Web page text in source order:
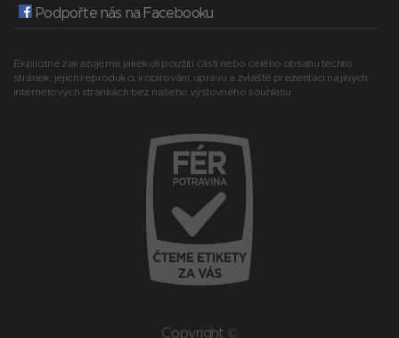
Podpořte nás na Facebooku
Explicitně zakazujeme jakékoli použití části nebo celého obsahu těchto
stránek, jejich reprodukci, kopírování, úpravu a zvláště prezentaci na jiných
internetových stránkách bez našeho výslovného souhlasu.
Copyright ©